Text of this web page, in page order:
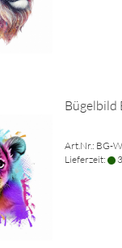
Bügelbild
Art.Nr.: BG-
Lieferzeit: